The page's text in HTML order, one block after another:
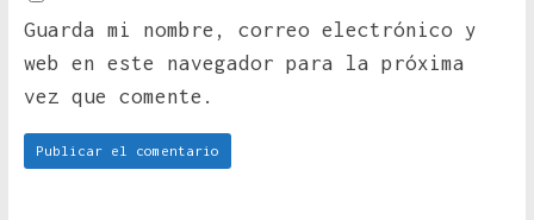
Guarda mi nombre, correo electrónico y
web en este navegador para la próxima
vez que comente.